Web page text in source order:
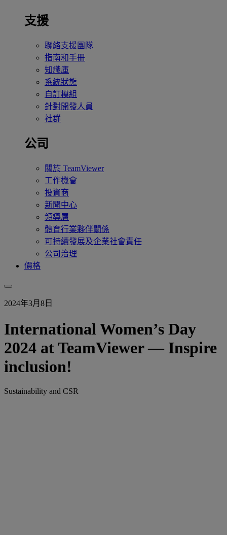
支援
聯絡支援團隊
指南和手冊
知識庫
系統狀態
自訂模組
針對開發人員
社群
公司
關於 TeamViewer
工作機會
投資商
新聞中心
領導層
體育行業夥伴關係
可持續發展及企業社會責任
公司治理
價格
2024年3月8日
International Women’s Day
2024 at TeamViewer — Inspire
inclusion!
Sustainability and CSR